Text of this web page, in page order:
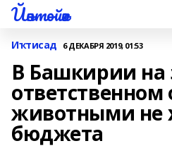
Йәнтөйәк
Иҡтисад 6 ДЕКАБРЯ 2019, 01:53
В Башкирии на
животными не
бюджета